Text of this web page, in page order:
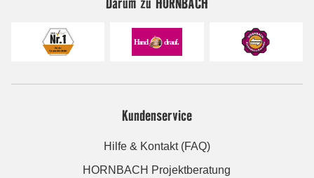
Kundenservice
Hilfe & Kontakt (FAQ)
HORNBACH Projektberatung